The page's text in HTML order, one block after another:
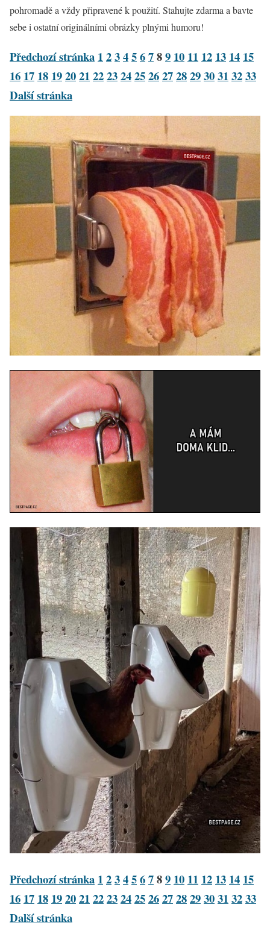
pohromadě a vždy připravené k použití. Stahujte zdarma a bavte
sebe i ostatní originálními obrázky plnými humoru!
Předchozí stránka 123456789 10 11 12 13 14 15
16 17 18 192021222324252627282930313233
Další stránka
Předchozí stránka 123456789 10 11 12 13 14 15
16 17 18 192021222324252627282930313233
Další stránka